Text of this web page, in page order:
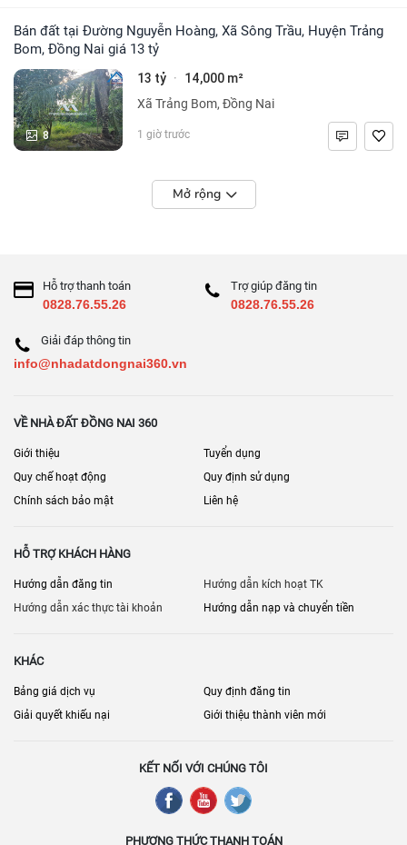
Bán đất tại Đường Nguyễn Hoàng, Xã Sông Trầu, Huyện Trảng
Bom, Đồng Nai giá 13 tỷ
8
13 tỷ · 14,000 m²
Xã Trảng Bom, Đồng Nai
1 giờ trước
Mở rộng
Hỗ trợ thanh toán
0828.76.55.26
Trợ giúp đăng tin
0828.76.55.26
Giải đáp thông tin
info@nhadatdongnai360.vn
VỀ NHÀ ĐẤT ĐỒNG NAI 360
Giới thiệu
Tuyển dụng
Quy chế hoạt động
Quy định sử dụng
Chính sách bảo mật
Liên hệ
HỖ TRỢ KHÁCH HÀNG
Hướng dẫn đăng tin
Hướng dẫn kích hoạt TK
Hướng dẫn xác thực tài khoản
Hướng dẫn nạp và chuyển tiền
KHÁC
Bảng giá dịch vụ
Quy định đăng tin
Giải quyết khiếu nại
Giới thiệu thành viên mới
KẾT NỐI VỚI CHÚNG TÔI
PHƯƠNG THỨC THANH TOÁN